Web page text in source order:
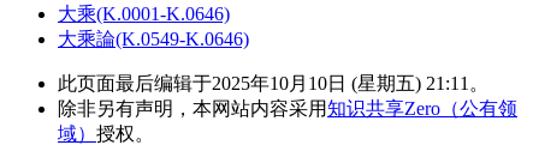
大乘(K.0001-K.0646)
大乘論(K.0549-K.0646)
此页面最后编辑于2025年10月10日 (星期五) 21:11。
除非另有声明，本网站内容采用知识共享Zero（公有领
域） 授权。